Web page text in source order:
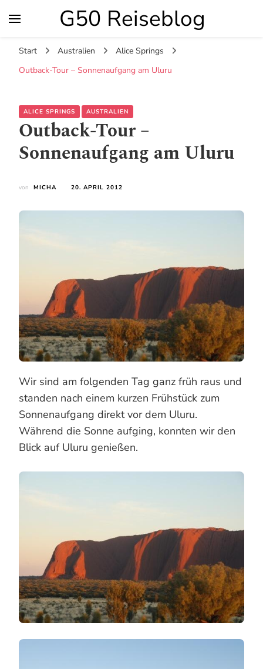
G50 Reiseblog
Start Australien
Alice Springs
Outback-Tour – Sonnenaufgang am Uluru
ALICE SPRINGS AUSTRALIEN
Outback-Tour –
Sonnenaufgang am Uluru
von MICHA 20. APRIL 2012
Wir sind am folgenden Tag ganz früh raus und
standen nach einem kurzen Frühstück zum
Sonnenaufgang direkt vor dem Uluru.
Während die Sonne aufging, konnten wir den
Blick auf Uluru genießen.